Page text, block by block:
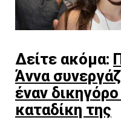
Δείτε ακόμα:
Άννα
έναν
καταδίκη της